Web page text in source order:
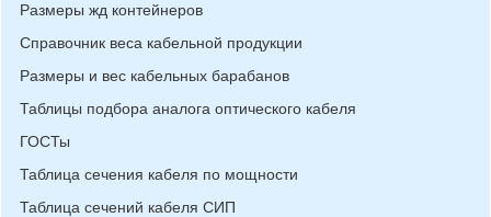
Размеры жд контейнеров
Справочник веса кабельной продукции
Размеры и вес кабельных барабанов
Таблицы подбора аналога оптического кабеля
ГОСТы
Таблица сечения кабеля по мощности
Таблица сечений кабеля СИП